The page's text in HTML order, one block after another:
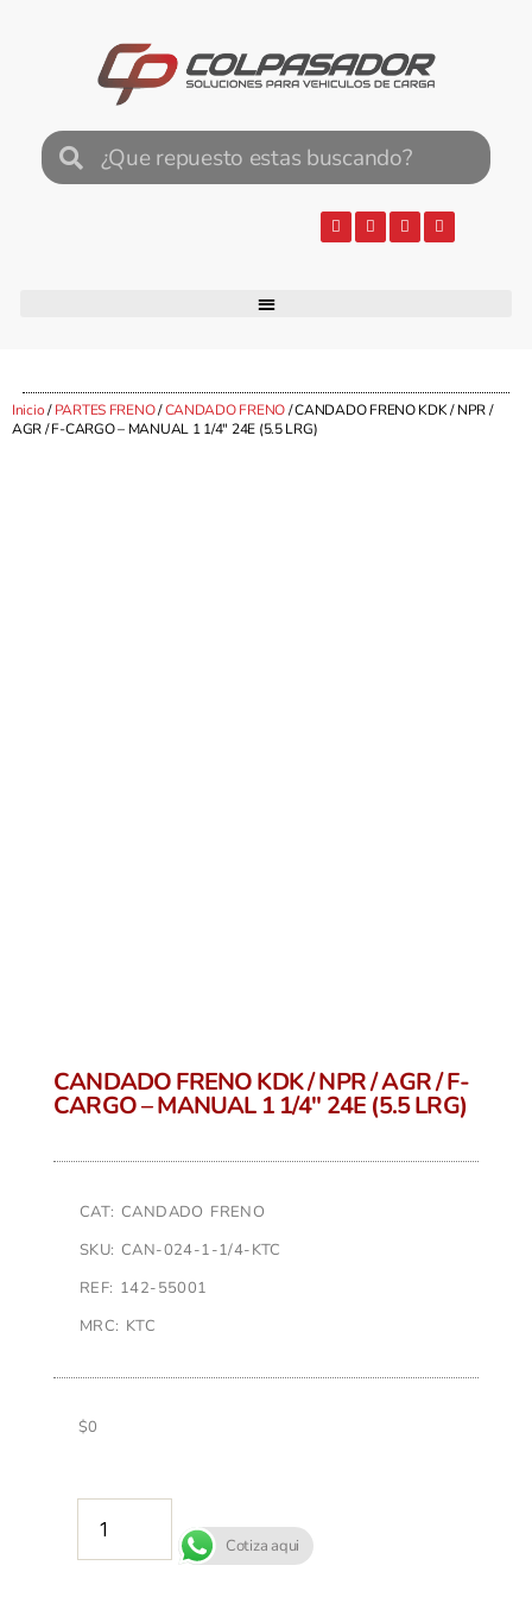
Inicio/PARTES FRENO/CANDADO FRENO/ CANDADO FRENO KDK / NPR /
AGR / F-CARGO – MANUAL 1 1/4″ 24E (5.5 LRG)
CANDADO FRENO KDK / NPR / AGR / F-
CARGO – MANUAL 1 1/4″ 24E (5.5 LRG)
CAT: CANDADO FRENO
SKU: CAN-024-1-1/4-KTC
REF: 142-55001
MRC: KTC
$0
Cotiza aqui